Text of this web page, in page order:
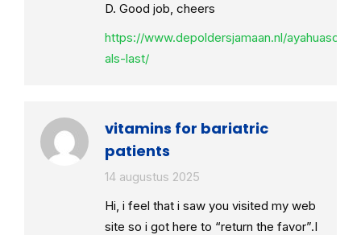
D. Good job, cheers
https://www.depoldersjamaan.nl/ayahuasca-
als-last/
vitamins for bariatric
patients
14 augustus 2025
Hi, i feel that i saw you visited my web
site so i got here to “return the favor”.I